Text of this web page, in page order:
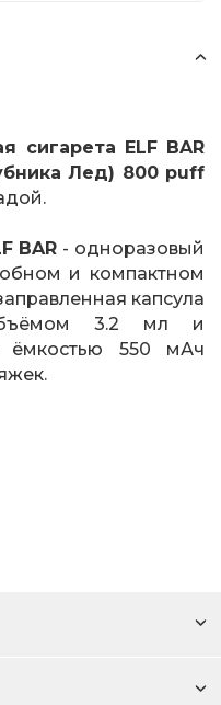
сигарета ELF BAR
Лед) 800 puff
BAR - одноразовый
и компактном
капсула
3.2 мл и
ёмкостью 550 мАч